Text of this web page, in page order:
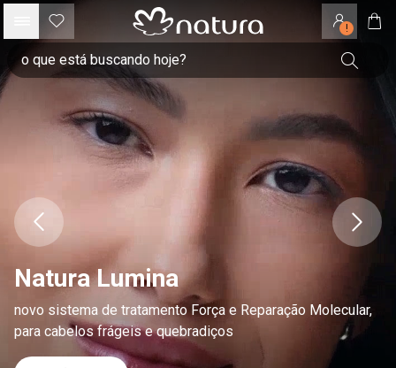
!
Natura Lumina
novo sistema de tratamento Força e Reparação Molecular,
para cabelos frágeis e quebradiços